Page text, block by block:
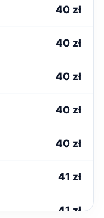
40 zł
40 zł
40 zł
40 zł
40 zł
41 zł
41 zł